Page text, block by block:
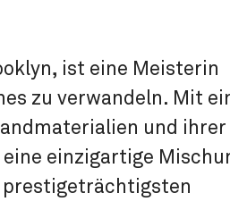
ist eine Meisterin
zu verwandeln. Mit
und ihrer
einzigartige
prestigeträchtigsten